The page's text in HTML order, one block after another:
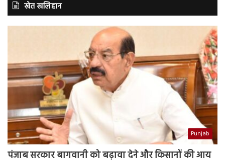
खेत खलिहान
Punjab
पंजाब सरकार बागवानी को बढ़ावा देने और किसानों की आय